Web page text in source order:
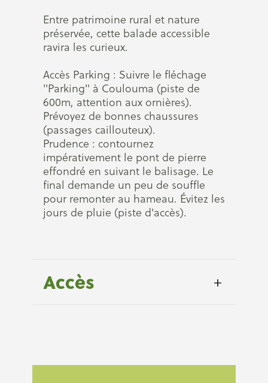
Entre patrimoine rural et nature
préservée, cette balade accessible
ravira les curieux.
Accès Parking : Suivre le fléchage
"Parking" à Coulouma (piste de
600m, attention aux ornières).
Prévoyez de bonnes chaussures
(passages caillouteux).
Prudence : contournez
impérativement le pont de pierre
effondré en suivant le balisage. Le
final demande un peu de souffle
pour remonter au hameau. Évitez les
jours de pluie (piste d'accès).
Accès